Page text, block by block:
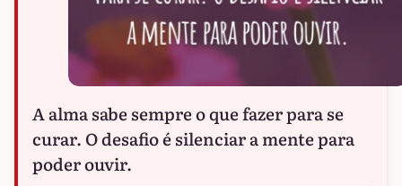
A alma sabe sempre o que fazer para se
curar. O desafio é silenciar a mente para
poder ouvir.